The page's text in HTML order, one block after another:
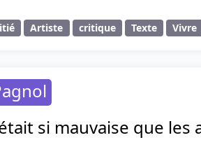
Artiste critique Texte Vivre
si mauvaise que